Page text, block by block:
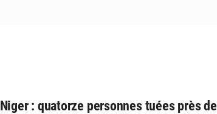
Niger : quatorze personnes tuées près de